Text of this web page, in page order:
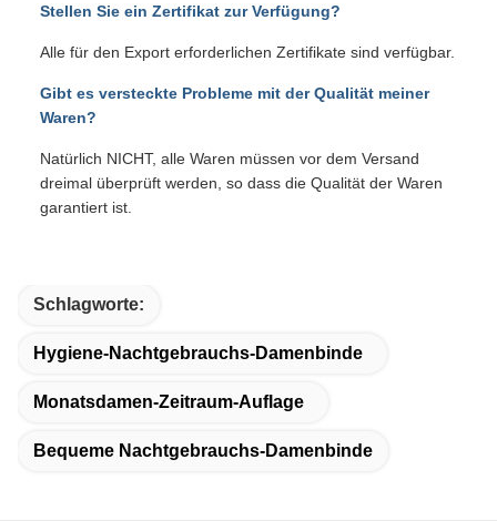
Stellen Sie ein Zertifikat zur Verfügung?
Alle für den Export erforderlichen Zertifikate sind verfügbar.
Gibt es versteckte Probleme mit der Qualität meiner
Waren?
Natürlich NICHT, alle Waren müssen vor dem Versand
dreimal überprüft werden, so dass die Qualität der Waren
garantiert ist.
Schlagworte:
Hygiene-Nachtgebrauchs-Damenbinde
Monatsdamen-Zeitraum-Auflage
Bequeme Nachtgebrauchs-Damenbinde